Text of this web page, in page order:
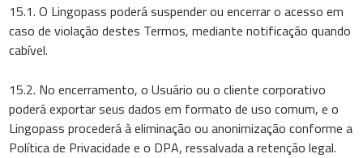
15.1. O Lingopass poderá suspender ou encerrar o acesso em
caso de violação destes Termos, mediante notificação quando
cabível.
15.2. No encerramento, o Usuário ou o cliente corporativo
poderá exportar seus dados em formato de uso comum, e o
Lingopass procederá à eliminação ou anonimização conforme a
Política de Privacidade e o DPA, ressalvada a retenção legal.